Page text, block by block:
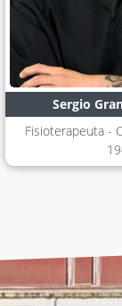
Sergio
Fisioterapeuta -